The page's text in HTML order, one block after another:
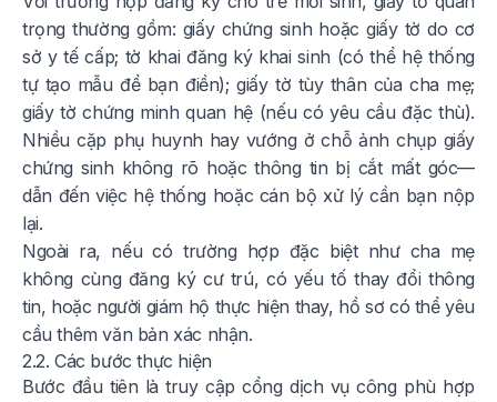
trọng thường gồm: giấy chứng sinh hoặc giấy tờ do cơ
sở y tế cấp; tờ khai đăng ký khai sinh (có thể hệ thống
tự tạo mẫu để bạn điền); giấy tờ tùy thân của cha mẹ;
giấy tờ chứng minh quan hệ (nếu có yêu cầu đặc thù).
Nhiều cặp phụ huynh hay vướng ở chỗ ảnh chụp giấy
chứng sinh không rõ hoặc thông tin bị cắt mất góc—
dẫn đến việc hệ thống hoặc cán bộ xử lý cần bạn nộp
lại.
Ngoài ra, nếu có trường hợp đặc biệt như cha mẹ
không cùng đăng ký cư trú, có yếu tố thay đổi thông
tin, hoặc người giám hộ thực hiện thay, hồ sơ có thể yêu
cầu thêm văn bản xác nhận.
2.2. Các bước thực hiện
Bước đầu tiên là truy cập cổng dịch vụ công phù hợp